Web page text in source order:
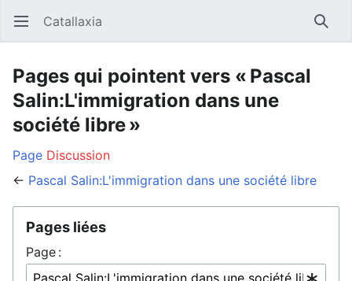
Ouvrir le menu principal Catallaxia
Pages qui pointent vers « Pascal
Salin:L'immigration dans une
société libre »
Page Discussion
← Pascal Salin:L'immigration dans une société libre
Pages liées
Page :